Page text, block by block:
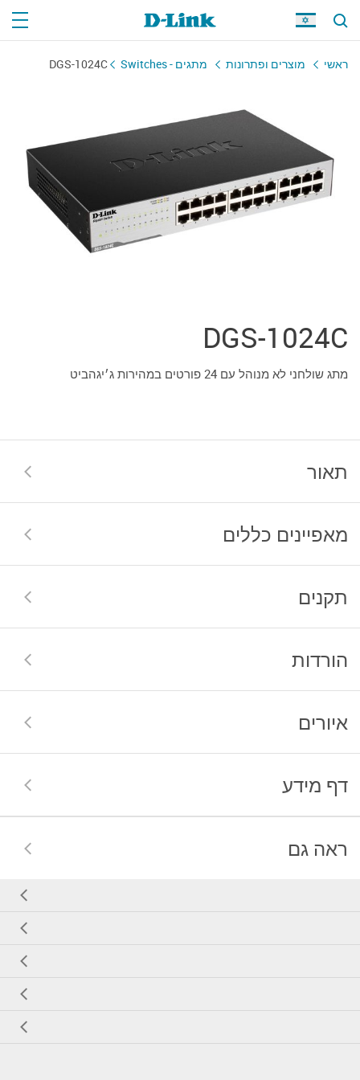
ראשי מוצרים ופתרונות מתגים - Switches DGS-1024C
DGS-1024C
מתג שולחני לא מנוהל עם 24 פורטים במהירות ג׳יגהביט
תאור
מאפיינים כללים
תקנים
הורדות
איורים
דף מידע
ראה גם